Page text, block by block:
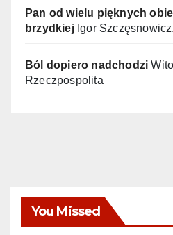
Pan od wielu pięknych
brzydkiejIgor
Ból dopiero nadchodzi
Rzeczpospolita
You Missed